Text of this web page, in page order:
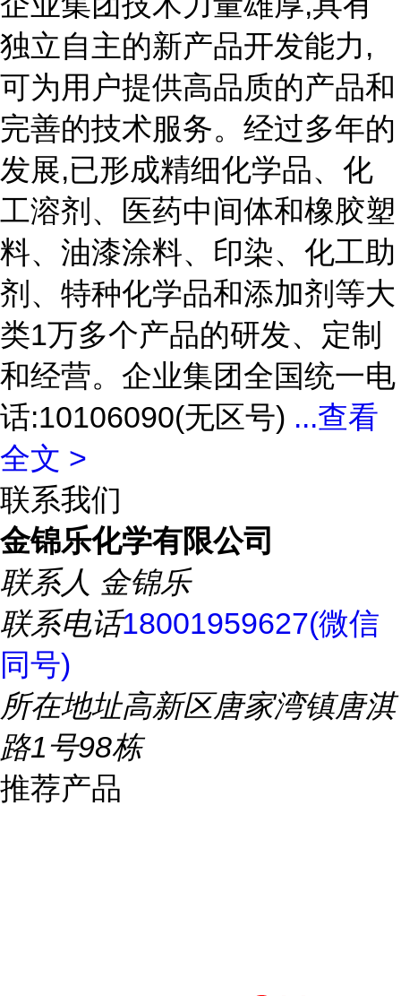
独立自主的新产品开发能力,
可为用户提供高品质的产品和
完善的技术服务。经过多年的
发展,已形成精细化学品、化
工溶剂、医药中间体和橡胶塑
料、油漆涂料、印染、化工助
剂、特种化学品和添加剂等大
类1万多个产品的研发、定制
和经营。企业集团全国统一电
话:10106090(无区号) ...查看
全文 >
联系我们
金锦乐化学有限公司
联系人 金锦乐
联系电话18001959627(微信
同号)
所在地址高新区唐家湾镇唐淇
路1号98栋
推荐产品